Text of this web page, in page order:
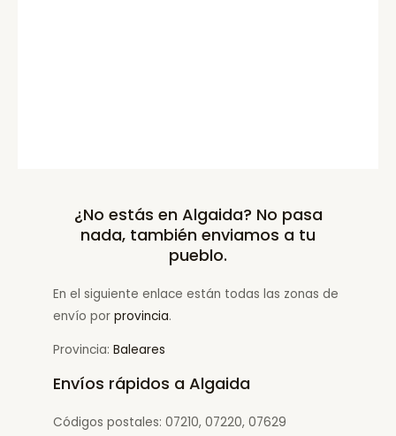
¿No estás en Algaida? No pasa
nada, también enviamos a tu
pueblo.
En el siguiente enlace están todas las zonas de
envío por provincia.
Provincia: Baleares
Envíos rápidos a Algaida
Códigos postales: 07210, 07220, 07629